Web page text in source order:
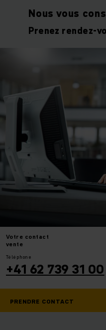
Nous vous
Prenez rendez-
Votre contact
vente
Téléphone
+41 62 739 31 00
PRENDRE CONTACT